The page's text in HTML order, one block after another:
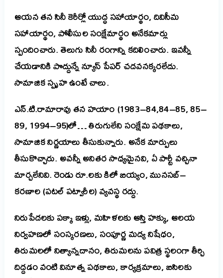
ఆయన తన సినీ కెరీర్లో యుద్ధ సహాయార్థం, దివిసీమ
సహాయార్థం, పోలీసుల సంక్షేమార్థం అనేకమార్లు
స్పందించారు. తెలుగు సినీ రంగాన్ని కదిలించారు. ఇవన్నీ
చేయడానికి పొద్దున్నే న్యూస్ పేపర్ చదవనక్కరలేదు.
సామాజిక స్పృహ ఉంటే చాలు.
ఎన్.టి.రామారావు తన హయాం (1983–84,84–85, 85–
89, 1994–95)లో… తిరుగులేని సంక్షేమ పథకాలు,
సామాజిక నిర్ణయాలు తీసుకున్నారు. అనేక మార్పులు
తీసుకొచ్చారు. అవన్నీ అనితర సాధ్యమైనవి, ఏ పార్టీ వచ్చినా
మార్చలేనివి. రెండు రూ.లకు కిలో బియ్యం, మునసబ్–
కరణాల (పటల్ పట్వారీల) వ్యవస్థ రద్దు.
నిరుపేదలకు పక్కా ఇళ్లు, మహిళలకు ఆస్తి హక్కు, ఆలయ
నిర్వహణలో సంస్కరణలు, సంపూర్ణ మద్య నిషేధం,
తిరుమలలో నిత్యాన్నదానం, తిరుమలను పవిత్ర స్థలంగా తీర్చి
దిద్దడం వంటి వినూత్న పథకాలు, కార్యక్రమాలు, బిసిలకు